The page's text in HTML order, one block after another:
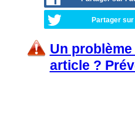
Partager
Un
article ?